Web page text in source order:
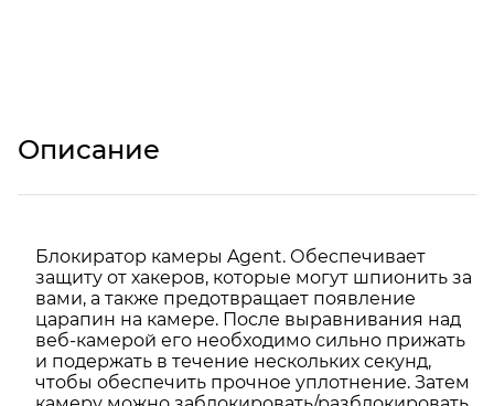
Описание
Блокиратор камеры Agent. Обеспечивает
защиту от хакеров, которые могут шпионить за
вами, а также предотвращает появление
царапин на камере. После выравнивания над
веб-камерой его необходимо сильно прижать
и подержать в течение нескольких секунд,
чтобы обеспечить прочное уплотнение. Затем